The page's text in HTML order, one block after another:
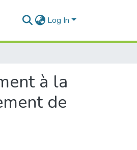
Log In
à la
de